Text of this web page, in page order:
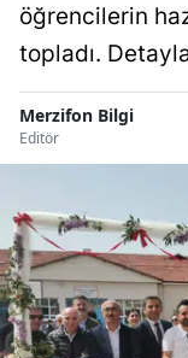
öğrencilerin
topladı.
Merzifon Bilgi
Editör